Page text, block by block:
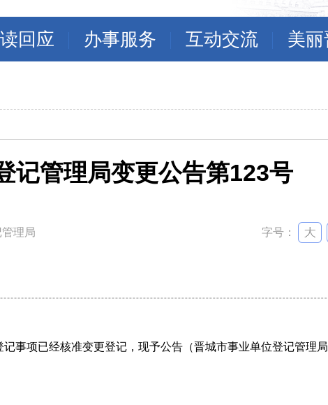
回应 办事服务 互动交流 美
记管理局变更公告第123号
理局 字号：
事项已经核准变更登记，现予公告（晋城市事业单位登记管理局